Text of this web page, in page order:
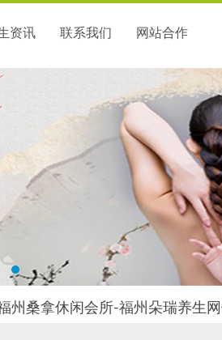
资讯 联系我们 网站合作
州桑拿休闲会所-福州朵瑞养生